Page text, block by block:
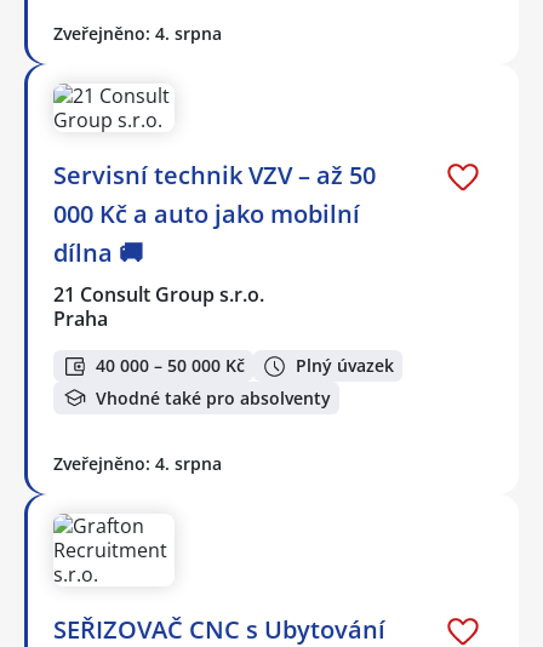
Zveřejněno: 4. srpna
Servisní technik VZV – až 50
000 Kč a auto jako mobilní
dílna 🚚
21 Consult Group s.r.o.
Praha
40 000 – 50 000 Kč
Plný úvazek
Vhodné také pro absolventy
Zveřejněno: 4. srpna
SEŘIZOVAČ CNC s Ubytování